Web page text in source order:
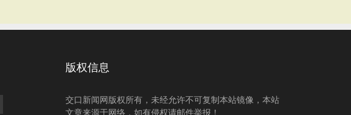
版权信息
交口新闻网版权所有，未经允许不可复制本站镜像，本站
文章来源于网络，如有侵权请邮件举报！